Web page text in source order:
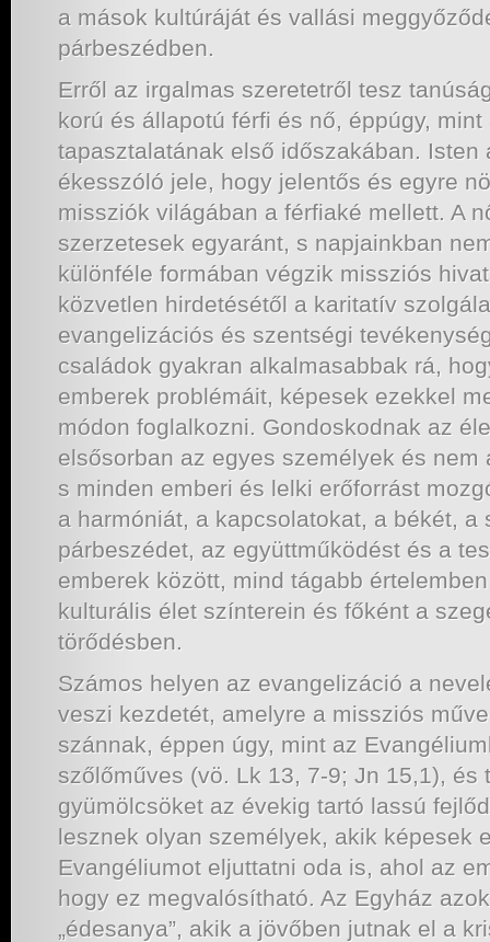
a mások kultúráját és vallási
párbeszédben.
Erről az irgalmas szeretetről tesz
korú és állapotú férfi és nő, éppúgy, mint
tapasztalatának első időszakában. Isten
ékesszóló jele, hogy jelentős és egyre
missziók világában a férfiaké mellett. A
szerzetesek egyaránt, s napjainkban
különféle formában végzik missziós
közvetlen hirdetésétől a karitatív
evangelizációs és szentségi
családok gyakran alkalmasabbak rá,
emberek problémáit, képesek ezekkel
módon foglalkozni. Gondoskodnak az
elsősorban az egyes személyek és nem
s minden emberi és lelki erőforrást
a harmóniát, a kapcsolatokat, a békét, a
párbeszédet, az együttműködést és a
emberek között, mind tágabb
kulturális élet színterein és főként a
törődésben.
Számos helyen az evangelizáció a
veszi kezdetét, amelyre a missziós
szánnak, éppen úgy, mint az
szőlőműves (vö. Lk 13, 7-9; Jn 15,1), és
gyümölcsöket az évekig tartó lassú
lesznek olyan személyek, akik képesek
Evangéliumot eljuttatni oda is, ahol az
hogy ez megvalósítható. Az Egyház
„édesanya”, akik a jövőben jutnak el a